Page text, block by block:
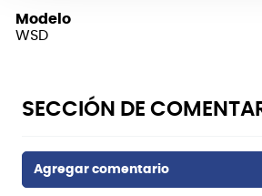
Modelo
WSD